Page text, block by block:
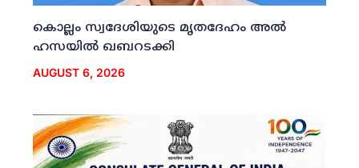
കൊല്ലം സ്വദേശിയുടെ മൃതദേഹം അല്‍
ഹസയില്‍ ഖബറടക്കി
AUGUST 6, 2026